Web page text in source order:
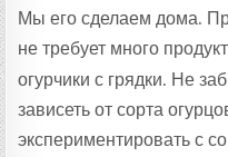
Мы его сделаем дома.
не требует много
огурчики с грядки. Не
зависеть от сорта
экспериментировать с